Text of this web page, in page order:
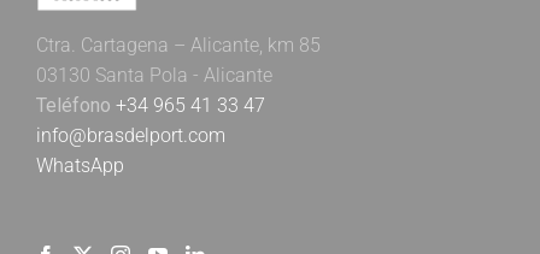
Ctra. Cartagena – Alicante, km 85
03130 Santa Pola - Alicante
Teléfono +34 965 41 33 47
info@brasdelport.com
WhatsApp